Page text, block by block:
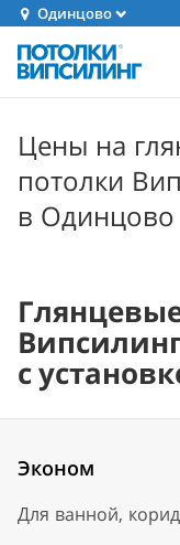
Одинцово
Цены на
потолки
в Одинцово
с
Эконом
Для ванной,